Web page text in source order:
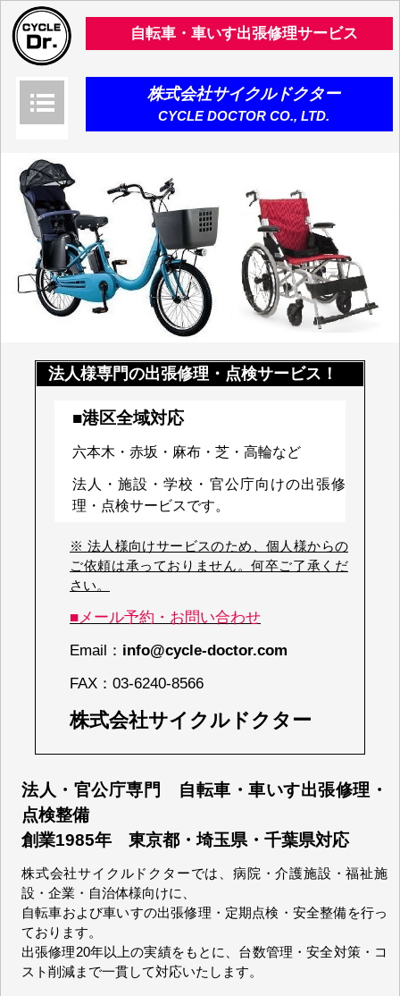
自転車・車いす出張修理サービス
株式会社サイクルドクター
CYCLE DOCTOR CO., LTD.
法人様専門の出張修理・点検サービス！
■港区全域対応
六本木・赤坂・麻布・芝・高輪など
法人・施設・学校・官公庁向けの出張修
理・点検サービスです。
※ 法人様向けサービスのため、個人様からの
ご依頼は承っておりません。何卒ご了承くだ
さい。
■メール予約・お問い合わせ
Email： info@cycle-doctor.com
FAX： 03-6240-8566
株式会社サイクルドクター
法人・官公庁専門 自転車・車いす出張修理・
点検整備
創業1985年 東京都・埼玉県・千葉県対応
株式会社サイクルドクターでは、病院・介護施設・福祉施
設・企業・自治体様向けに、
自転車および車いすの出張修理・定期点検・安全整備を行っ
ております。
出張修理20年以上の実績をもとに、台数管理・安全対策・コ
スト削減まで一貫して対応いたします。